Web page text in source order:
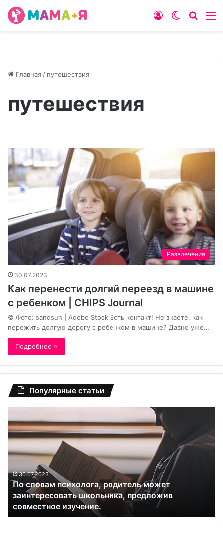
Switch
Войти
Главная / путешествия
путешествия
Развлечения
30.07.2023
Как перенести долгий переезд в машине
с ребенком | CHIPS Journal
© Фото: sandsun | Adobe Stock Есть контакт! Не знаете, как
пережить долгую дорогу с ребенком в машине? Давно уже…
Подробнее »
Популярные статьи
словам
психолога,
родитель
может
заинтересовать
школьника,
предложив
совместное
изучение.
30.07.2023
По словам психолога, родитель может
заинтересовать школьника, предложив
совместное изучение.